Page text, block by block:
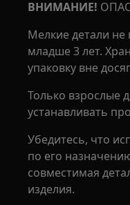
ВНИМАНИЕ!
Мелкие детали не
младше 3 лет.
упаковку вне
Только взрослые
устанавливать
Убедитесь, что
по его
совместимая
изделия.